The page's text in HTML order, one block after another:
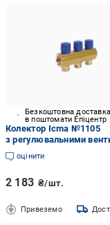
Безкоштовна доставка
в поштомати Епіцентр
Колектор Icma №1105
з регулювальними
3 виходи Blue
оцінити
2 183 ₴/шт.
Привеземо